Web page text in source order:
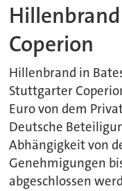
Coperion
Hillenbrand in
Stuttgarter
Euro von dem
Deutsche
Abhängigkeit von
Genehmigungen
abgeschlossen